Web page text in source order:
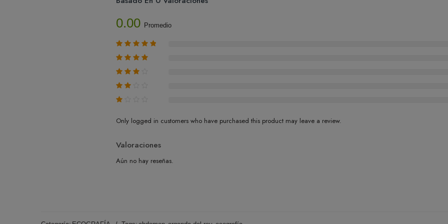
0.00 Promedio
Only logged in customers who have purchased this product may leave a review.
Valoraciones
Aún no hay reseñas.